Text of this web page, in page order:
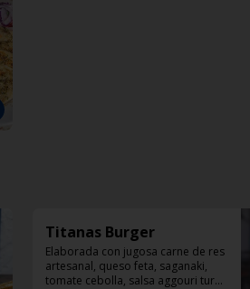
Titanas Burger
Elaborada con jugosa carne de res
artesanal, queso feta, saganaki,
tomate cebolla, salsa aggouri tursi